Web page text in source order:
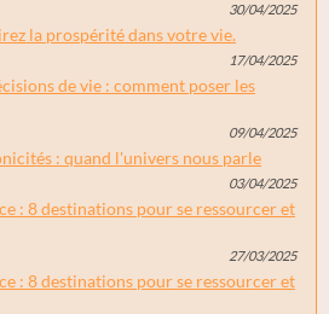
30/04/2025
la prospérité dans votre vie.
17/04/2025
de vie : comment poser les
09/04/2025
: quand l'univers nous parle
03/04/2025
: 8 destinations pour se ressourcer et
27/03/2025
: 8 destinations pour se ressourcer et